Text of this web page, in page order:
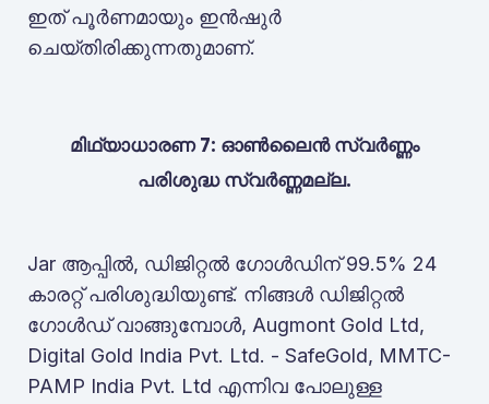
ഇത് പൂർണമായും ഇൻഷുർ
ചെയ്തിരിക്കുന്നതുമാണ്.
മിഥ്യാധാരണ 7: ഓൺലൈൻ സ്വർണ്ണം
പരിശുദ്ധ സ്വർണ്ണമല്ല.
Jar ആപ്പിൽ, ഡിജിറ്റൽ ഗോൾഡിന് 99.5% 24
കാരറ്റ് പരിശുദ്ധിയുണ്ട്. നിങ്ങൾ ഡിജിറ്റൽ
ഗോൾഡ് വാങ്ങുമ്പോൾ, Augmont Gold Ltd,
Digital Gold India Pvt. Ltd. - SafeGold, MMTC-
PAMP India Pvt. Ltd എന്നിവ പോലുള്ള